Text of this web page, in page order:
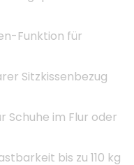
Funktion für
Sitzkissenbezug
Schuhe im Flur oder
bis zu 110 kg